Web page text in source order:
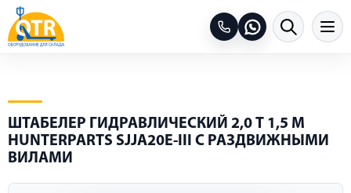
ШТАБЕЛЕР ГИДРАВЛИЧЕСКИЙ 2,0 Т 1,5 М
HUNTERPARTS SJJA20E-III С РАЗДВИЖНЫМИ
ВИЛАМИ